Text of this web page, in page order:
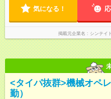
気になる！
掲載元企業名 シンテイ
<タイパ抜群>機械オペ
勤）